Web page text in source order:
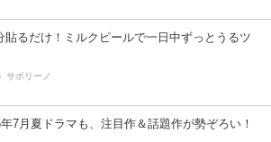
貼るだけ！ミルクピールで一日中ずっとうるツ
サボリーノ
7月夏ドラマも、注目作＆話題作が勢ぞろい！